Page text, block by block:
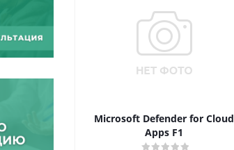
Microsoft Defender for Cloud
Apps F1